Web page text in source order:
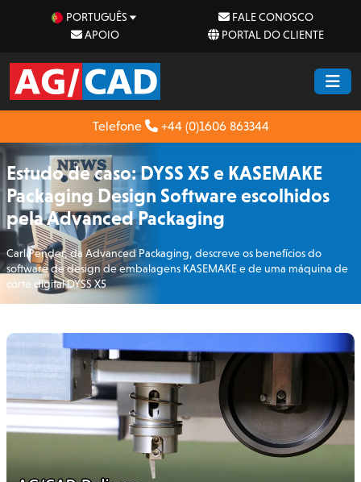
PORTUGUÊS
FALE CONOSCO
APOIO
PORTAL DO CLIENTE
Telefone +44 (0)1606 863344
Estudo de caso: DYSS X5 e KASEMAKE
Packaging Design Software escolhidos
pela Advanced Packaging
Carl Pender, da Advanced Packaging, descreve os benefícios do
software de design de embalagens KASEMAKE e de uma máquina de
corte digital DYSS X5